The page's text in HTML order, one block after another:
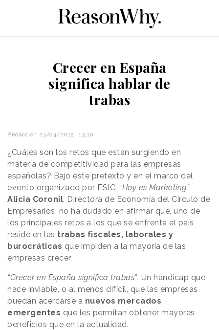
Crecer en España
significa hablar de
trabas
Redacción 23/04/2015 · 13:30
¿Cuáles son los retos que están surgiendo en
materia de competitividad para las empresas
españolas? Bajo este pretexto y en el marco del
evento organizado por ESIC, “Hoy es Marketing”,
Alicia Coronil , Directora de Economía del Círculo de
Empresarios, no ha dudado en afirmar que, uno de
los principales retos a los que se enfrenta el país
reside en las trabas fiscales, laborales y
burocráticas que impiden a la mayoría de las
empresas crecer.
“Crecer en España significa trabas”. Un hándicap que
hace inviable, o al menos difícil, que las empresas
puedan acercarse a nuevos mercados
emergentes que les permitan obtener mayores
beneficios que en la actualidad.